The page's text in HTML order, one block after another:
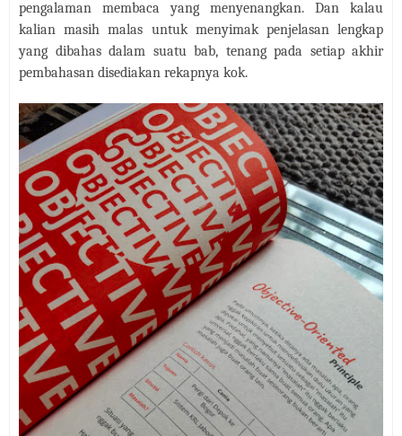
pengalaman membaca yang menyenangkan. Dan kalau
kalian masih malas untuk menyimak penjelasan lengkap
yang dibahas dalam suatu bab, tenang pada setiap akhir
pembahasan disediakan rekapnya kok.